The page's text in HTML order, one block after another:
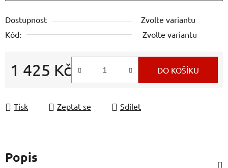
Dostupnost
Zvolte variantu
Kód:
Zvolte variantu
1 425 Kč DO KOŠÍKU
Tisk Zeptat se Sdílet
Popis